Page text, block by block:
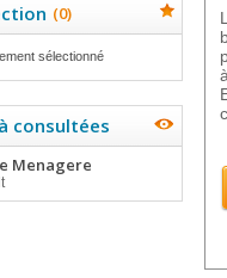
(0)
sélectionné
consultées
Menagere